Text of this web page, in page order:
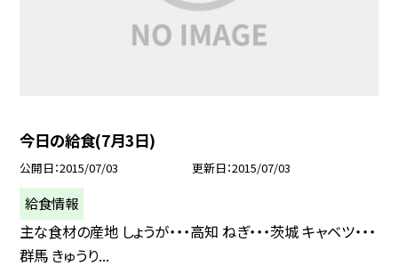
今日の給食(7月3日)
公開日 2015/07/03 更新日 2015/07/03
給食情報
主な食材の産地 しょうが・・・高知 ねぎ・・・茨城 キャベツ・・・
群馬 きゅうり...